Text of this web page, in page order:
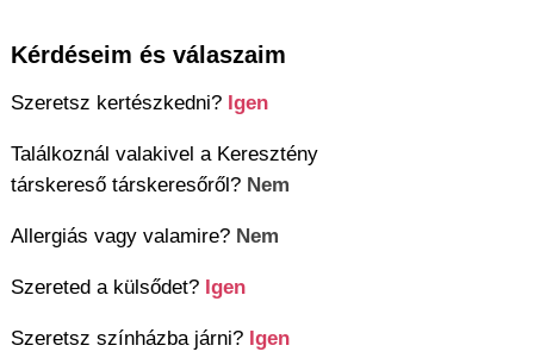
Kérdéseim és válaszaim
Szeretsz kertészkedni? Igen
Találkoznál valakivel a Keresztény
társkereső társkeresőről? Nem
Allergiás vagy valamire? Nem
Szereted a külsődet? Igen
Szeretsz színházba járni? Igen